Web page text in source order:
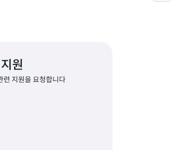
원
련 지원을 요청합니다